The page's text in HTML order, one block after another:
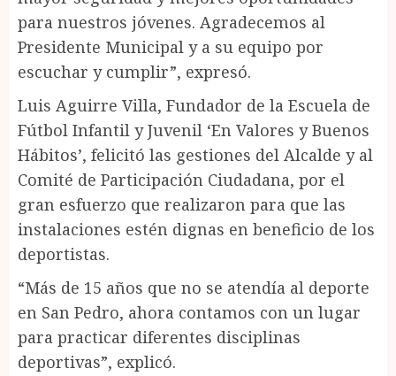
para nuestros jóvenes. Agradecemos al
Presidente Municipal y a su equipo por
escuchar y cumplir”, expresó.
Luis Aguirre Villa, Fundador de la Escuela de
Fútbol Infantil y Juvenil ‘En Valores y Buenos
Hábitos’, felicitó las gestiones del Alcalde y al
Comité de Participación Ciudadana, por el
gran esfuerzo que realizaron para que las
instalaciones estén dignas en beneficio de los
deportistas.
“Más de 15 años que no se atendía al deporte
en San Pedro, ahora contamos con un lugar
para practicar diferentes disciplinas
deportivas”, explicó.